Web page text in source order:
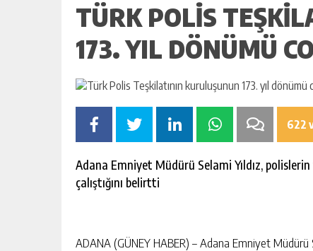
TÜRK POLIS
173. YIL DÖNÜMÜ
622
Adana Emniyet Müdürü Selami Yıldız,
çalıştığını belirtti
ADANA (GÜNEY HABER) – Adana Emniyet Müdürü